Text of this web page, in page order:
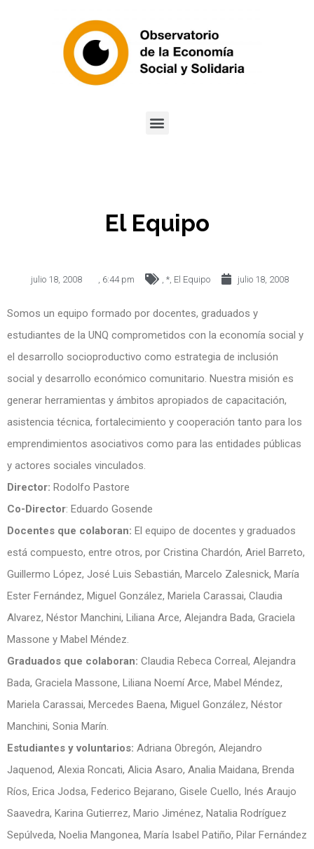
El Equipo
julio 18, 2008 6:44 pm * El Equipo julio 18, 2008
Somos un equipo formado por docentes, graduados y
estudiantes de la UNQ comprometidos con la economía social y
el desarrollo socioproductivo como estrategia de inclusión
social y desarrollo económico comunitario. Nuestra misión es
generar herramientas y ámbitos apropiados de capacitación,
asistencia técnica, fortalecimiento y cooperación tanto para los
emprendimientos asociativos como para las entidades públicas
y actores sociales vinculados.
Director: Rodolfo Pastore
Co-Director: Eduardo Gosende
Docentes que colaboran: El equipo de docentes y graduados
está compuesto, entre otros, por Cristina Chardón, Ariel Barreto,
Guillermo López, José Luis Sebastián, Marcelo Zalesnick, María
Ester Fernández, Miguel González, Mariela Carassai, Claudia
Alvarez, Néstor Manchini, Liliana Arce, Alejandra Bada, Graciela
Massone y Mabel Méndez.
Graduados que colaboran: Claudia Rebeca Correal, Alejandra
Bada, Graciela Massone, Liliana Noemí Arce, Mabel Méndez,
Mariela Carassai, Mercedes Baena, Miguel González, Néstor
Manchini, Sonia Marín.
Estudiantes y voluntarios: Adriana Obregón, Alejandro
Jaquenod, Alexia Roncati, Alicia Asaro, Analia Maidana, Brenda
Ríos, Erica Jodsa, Federico Bejarano, Gisele Cuello, Inés Araujo
Saavedra, Karina Gutierrez, Mario Jiménez, Natalia Rodríguez
Sepúlveda, Noelia Mangonea, María Isabel Patiño, Pilar Fernández